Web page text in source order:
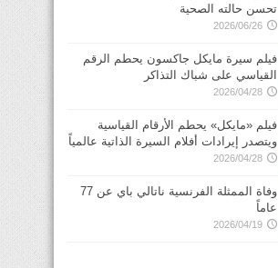
تحسن حالته الصحية
2026/06/26
فيلم سيرة مايكل جاكسون يحطم الرقم
القياسي على شباك التذاكر
2026/04/28
فيلم «مايكل» يحطم الأرقام القياسية
ويتصدر إيرادات أفلام السيرة الذاتية عالمياً
2026/04/28
وفاة الممثلة الفرنسية ناتالي باي عن 77
عاماً
2026/04/19